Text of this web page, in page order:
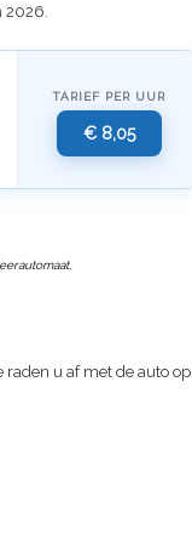
2026.
TARIEF PER UUR
€ 8,05
raden u af met de auto op